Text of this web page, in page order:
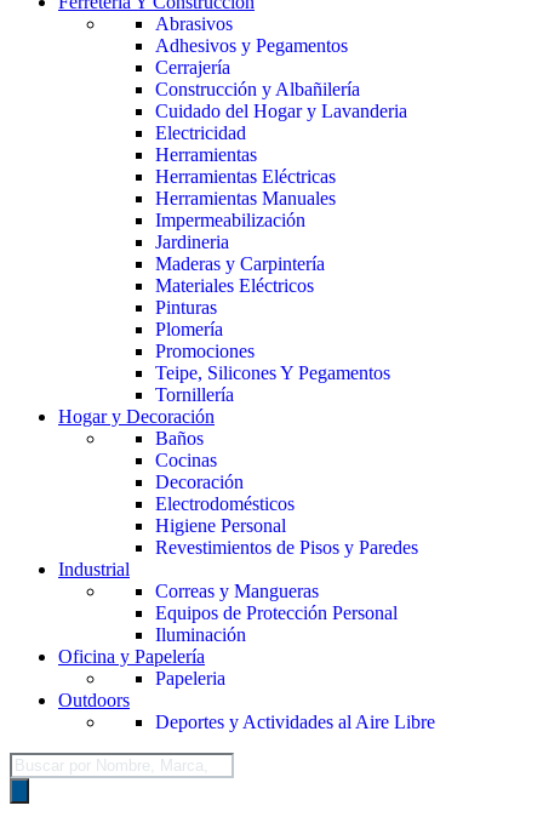
Abrasivos
Adhesivos y Pegamentos
Cerrajería
Construcción y Albañilería
Cuidado del Hogar y Lavanderia
Electricidad
Herramientas
Herramientas Eléctricas
Herramientas Manuales
Impermeabilización
Jardineria
Maderas y Carpintería
Materiales Eléctricos
Pinturas
Plomería
Promociones
Teipe, Silicones Y Pegamentos
Tornillería
Hogar y Decoración
Baños
Cocinas
Decoración
Electrodomésticos
Higiene Personal
Revestimientos de Pisos y Paredes
Industrial
Correas y Mangueras
Equipos de Protección Personal
Iluminación
Oficina y Papelería
Papeleria
Outdoors
Deportes y Actividades al Aire Libre
Búsqueda
de
productos